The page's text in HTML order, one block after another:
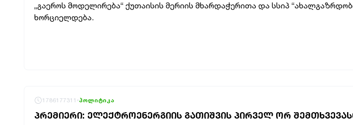
„გაეროს მოდელირება“ ქუთაისის მერიის მხარდაჭერითა და სსიპ
ხორციელდება.
1786177311 პოლიტიკა
ᲞᲠᲔᲛᲘᲔᲠᲘ: ᲔᲚᲔᲥᲢᲠᲝᲔᲜᲔᲠᲒᲘᲘᲡ ᲒᲐᲗᲘᲨᲕᲘᲡ ᲞᲘᲠᲕᲔᲚ ᲝᲠ